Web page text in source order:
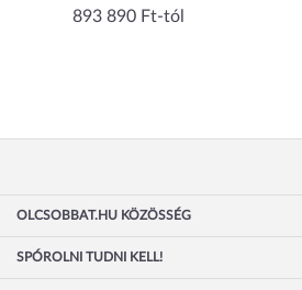
893 890 Ft-tól
OLCSOBBAT.HU KÖZÖSSÉG
SPÓROLNI TUDNI KELL!